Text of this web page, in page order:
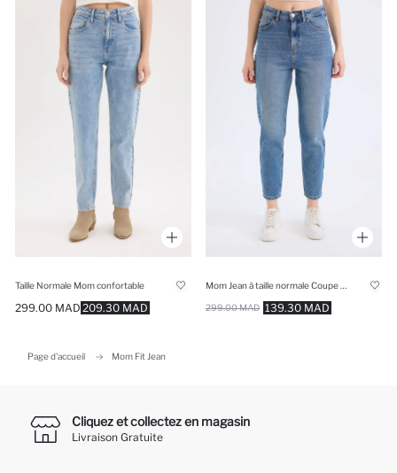
Taille Normale Mom confortable
209.30 MAD
299.00 MAD 139.30 MAD
299.00 MAD
Page d'accueil Mom Fit Jean
Cliquez et collectez en magasin
Livraison Gratuite